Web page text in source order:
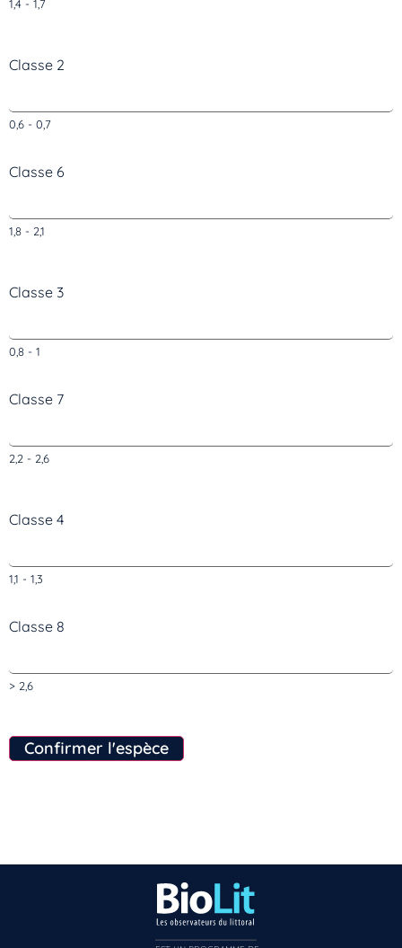
1,4 - 1,7
Classe 2
0,6 - 0,7
Classe 6
1,8 - 2,1
Classe 3
0,8 - 1
Classe 7
2,2 - 2,6
Classe 4
1,1 - 1,3
Classe 8
> 2,6
Confirmer l'espèce